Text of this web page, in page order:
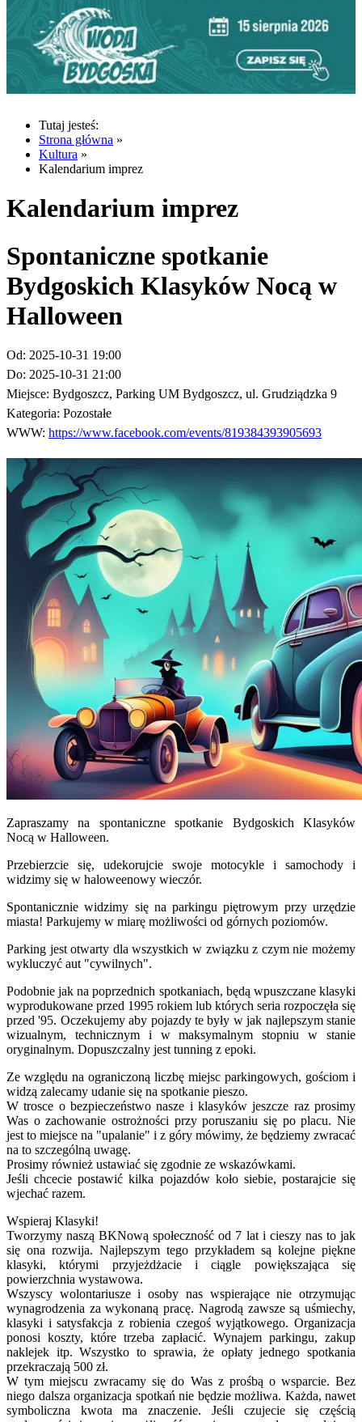
Tutaj jesteś:
Strona główna »
Kultura »
Kalendarium imprez
Kalendarium imprez
Spontaniczne spotkanie
Bydgoskich Klasyków Nocą w
Halloween
Od: 2025-10-31 19:00
Do: 2025-10-31 21:00
Miejsce: Bydgoszcz, Parking UM Bydgoszcz, ul. Grudziądzka 9
Kategoria: Pozostałe
WWW: https://www.facebook.com/events/819384393905693
Zapraszamy na spontaniczne spotkanie Bydgoskich Klasyków
Nocą w Halloween.
Przebierzcie się, udekorujcie swoje motocykle i samochody i
widzimy się w haloweenowy wieczór.
Spontanicznie widzimy się na parkingu piętrowym przy urzędzie
miasta! Parkujemy w miarę możliwości od górnych poziomów.
Parking jest otwarty dla wszystkich w związku z czym nie możemy
wykluczyć aut "cywilnych".
Podobnie jak na poprzednich spotkaniach, będą wpuszczane klasyki
wyprodukowane przed 1995 rokiem lub których seria rozpoczęła się
przed '95. Oczekujemy aby pojazdy te były w jak najlepszym stanie
wizualnym, technicznym i w maksymalnym stopniu w stanie
oryginalnym. Dopuszczalny jest tunning z epoki.
Ze względu na ograniczoną liczbę miejsc parkingowych, gościom i
widzą zalecamy udanie się na spotkanie pieszo.
W trosce o bezpieczeństwo nasze i klasyków jeszcze raz prosimy
Was o zachowanie ostrożności przy poruszaniu się po placu. Nie
jest to miejsce na "upalanie" i z góry mówimy, że będziemy zwracać
na to szczególną uwagę.
Prosimy również ustawiać się zgodnie ze wskazówkami.
Jeśli chcecie postawić kilka pojazdów koło siebie, postarajcie się
wjechać razem.
Wspieraj Klasyki!
Tworzymy naszą BKNową społeczność od 7 lat i cieszy nas to jak
się ona rozwija. Najlepszym tego przykładem są kolejne piękne
klasyki, którymi przyjeżdżacie i ciągle powiększająca się
powierzchnia wystawowa.
Wszyscy wolontariusze i osoby nas wspierające nie otrzymując
wynagrodzenia za wykonaną pracę. Nagrodą zawsze są uśmiechy,
klasyki i satysfakcja z robienia czegoś wyjątkowego. Organizacja
ponosi koszty, które trzeba zapłacić. Wynajem parkingu, zakup
naklejek itp. Wszystko to sprawia, że opłaty jednego spotkania
przekraczają 500 zł.
W tym miejscu zwracamy się do Was z prośbą o wsparcie. Bez
niego dalsza organizacja spotkań nie będzie możliwa. Każda, nawet
symboliczna kwota ma znaczenie. Jeśli czujecie się częścią